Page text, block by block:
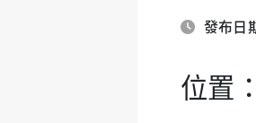
發布日
位置